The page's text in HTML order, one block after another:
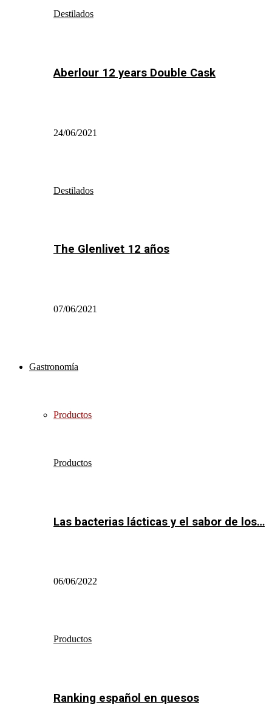
Destilados
Aberlour 12 years Double Cask
24/06/2021
Destilados
The Glenlivet 12 años
07/06/2021
Gastronomía
Productos
Productos
Las bacterias lácticas y el sabor de los…
06/06/2022
Productos
Ranking español en quesos